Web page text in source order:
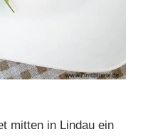
mitten in Lindau ein